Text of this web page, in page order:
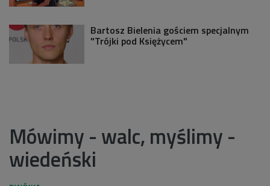
Bartosz Bielenia gościem specjalnym
"Trójki pod Księżycem"
Mówimy - walc, myślimy -
wiedeński